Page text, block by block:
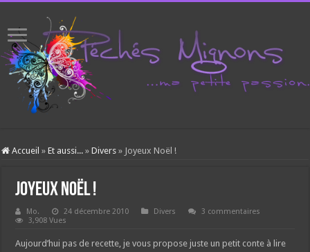
Accueil » Et aussi... » Divers » Joyeux Noël !
Joyeux Noël !
Mo. 24 décembre 2010 Divers
3 commentaires
3,908 Vues
Aujourd’hui pas de recette, je vous propose juste un petit conte à lire